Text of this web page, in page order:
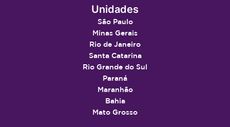
Unidades
São Paulo
Minas Gerais
Rio de Janeiro
Santa Catarina
Rio Grande do Sul
Paraná
Maranhão
Bahia
Mato Grosso